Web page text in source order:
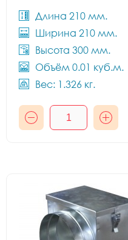
Длина 210 мм.
Ширина 210 мм.
Высота 300 мм.
Объём 0.01 куб.м.
Вес: 1.326 кг.